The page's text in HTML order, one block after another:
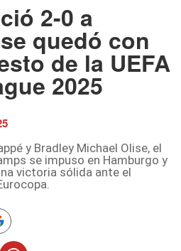
2-0 a
quedó con
de la UEFA
2025
y Bradley Michael Olise, el
se impuso en Hamburgo y
victoria sólida ante el